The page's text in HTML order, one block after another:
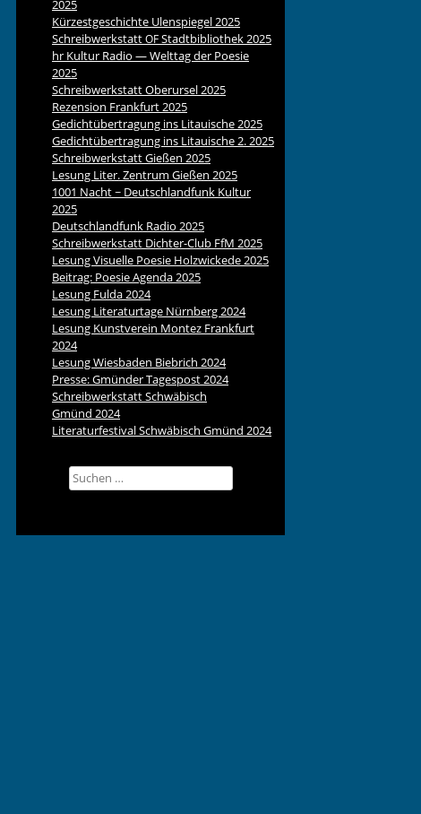
2025
Kürzestgeschichte Ulenspiegel 2025
SchreibwerkstattOFStadtbibliothek 2025
hr Kultur Radio — Welttag der Poesie
2025
Schreibwerkstatt Oberursel 2025
Rezension Frankfurt 2025
Gedichtübertragung ins Litauische 2025
Gedichtübertragung ins Litauische 2. 2025
Schreibwerkstatt Gießen 2025
Lesung Liter. Zentrum Gießen 2025
1001 Nacht ~ Deutschlandfunk Kultur
2025
Deutschlandfunk Radio 2025
Schreibwerkstatt Dichter-Club FfM 2025
Lesung Visuelle Poesie Holzwickede 2025
Beitrag: Poesie Agenda 2025
Lesung Fulda 2024
Lesung Literaturtage Nürnberg 2024
Lesung Kunstverein Montez Frankfurt
2024
Lesung Wiesbaden Biebrich 2024
Presse: Gmünder Tagespost 2024
Schreibwerkstatt Schwäbisch
Gmünd 2024
Literaturfestival Schwäbisch Gmünd 2024
Suchen
nach: